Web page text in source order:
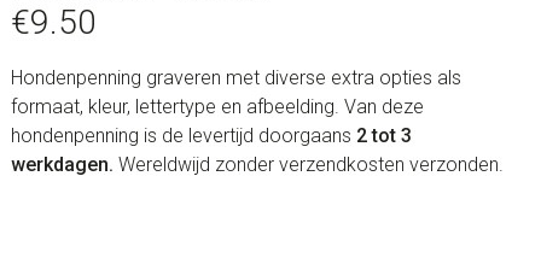
€9.50
Hondenpenning graveren met diverse extra opties als
formaat, kleur, lettertype en afbeelding. Van deze
hondenpenning is de levertijd doorgaans 2 tot 3
werkdagen. Wereldwijd zonder verzendkosten verzonden.